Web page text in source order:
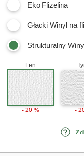
Eko Flizelina
Gładki Winyl na
Strukturalny
Len
- 20 % -